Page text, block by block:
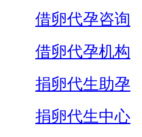
借卵代孕咨询
借卵代孕机构
捐卵代生助孕
捐卵代生中心